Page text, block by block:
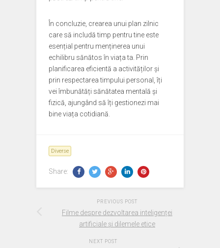
În concluzie, crearea unui plan zilnic
care să includă timp pentru tine este
esențial pentru menținerea unui
echilibru sănătos în viața ta. Prin
planificarea eficientă a activităților și
prin respectarea timpului personal, îți
vei îmbunătăți sănătatea mentală și
fizică, ajungând să îți gestionezi mai
bine viața cotidiană.
Diverse
Share:
PREVIOUS POST
Filme despre dezvoltarea inteligenței
artificiale și dilemele etice
NEXT POST